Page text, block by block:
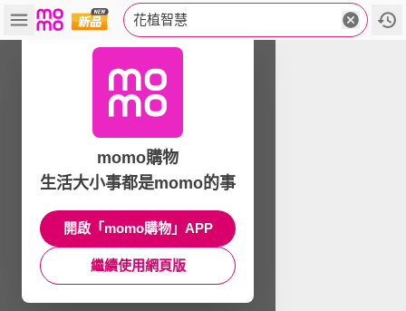
花植智慧
momo購物
生活大小事都是momo的事
開啟「momo購物」APP
繼續使用網頁版